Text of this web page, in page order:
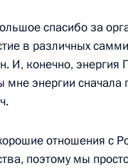
в честь
спасибо за
в различных
И, конечно,
мне энергии сначала
отношения с
поэтому мы